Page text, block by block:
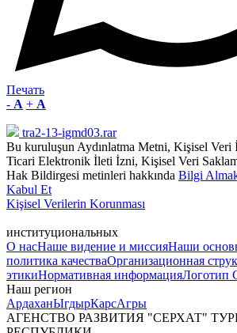
Печать
- A + A
tra2-13-igmd03.rar
Bu kuruluşun Aydınlatma Metni, Kişisel Veri
Ticari Elektronik İleti İzni, Kişisel Veri
Hak Bildirgesi metinleri hakkında Bilgi
Kabul Et
Kişisel Verilerin Korunması
институциональных
О насНаше видение и миссияНаши
политика качестваОрганизационная
этикиНормативная информацияЛоготип
Наш регион
АрдаханЫгдырКарсАгры
АГЕНСТВО РАЗВИТИЯ "СЕРХАТ"